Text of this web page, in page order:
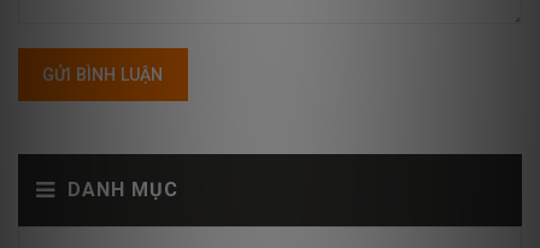
DANH MỤC
GỬI BÌNH LUẬN